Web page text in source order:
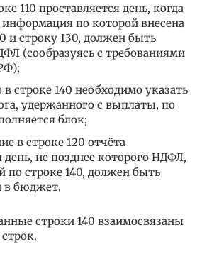
110 проставляется день, когда
по которой внесена
и строку 130, должен быть
(сообразуясь с требованиями
в строке 140 необходимо указать
удержанного с выплаты, по
блок;
в строке 120 отчёта
день, не позднее которого НДФЛ,
по строке 140, должен быть
в бюджет.
строки 140 взаимосвязаны